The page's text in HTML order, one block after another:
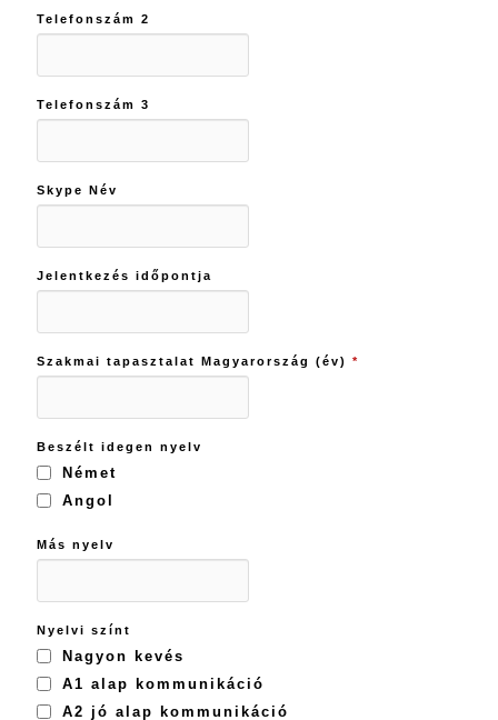
Telefonszám 2
Telefonszám 3
Skype Név
Jelentkezés időpontja
Szakmai tapasztalat Magyarország (év) *
Beszélt idegen nyelv
Német
Angol
Más nyelv
Nyelvi színt
Nagyon kevés
A1 alap kommunikáció
A2 jó alap kommunikáció